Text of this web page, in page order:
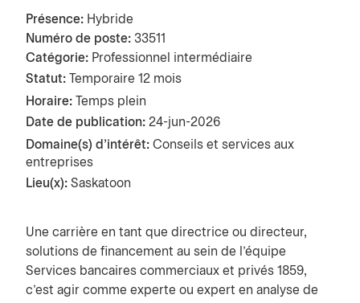
Présence Hybride
Numéro de poste 33511
Catégorie Professionnel intermédiaire
Statut: Temporaire 12 mois
Horaire: Temps plein
Date de publication 24-jun-2026
Domaine(s) d'intérêt: Conseils et services aux
entreprises
Lieu(x): Saskatoon
Une carrière en tant que directrice ou directeur,
solutions de financement au sein de l’équipe
Services bancaires commerciaux et privés 1859,
c’est agir comme experte ou expert en analyse de